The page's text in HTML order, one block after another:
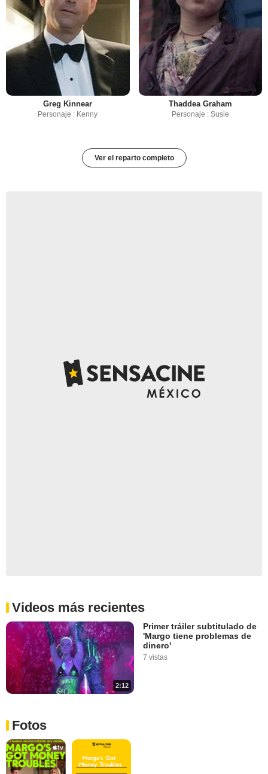
Greg Kinnear
Personaje : Kenny
Thaddea Graham
Personaje : Susie
Ver el reparto completo
Videos más recientes
2:12
Primer tráiler subtitulado de
'Margo tiene problemas de
dinero'
7 vistas
Fotos